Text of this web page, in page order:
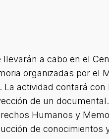
a cabo en el
organizadas por el
La actividad contará
de un documental.
Humanos y
de